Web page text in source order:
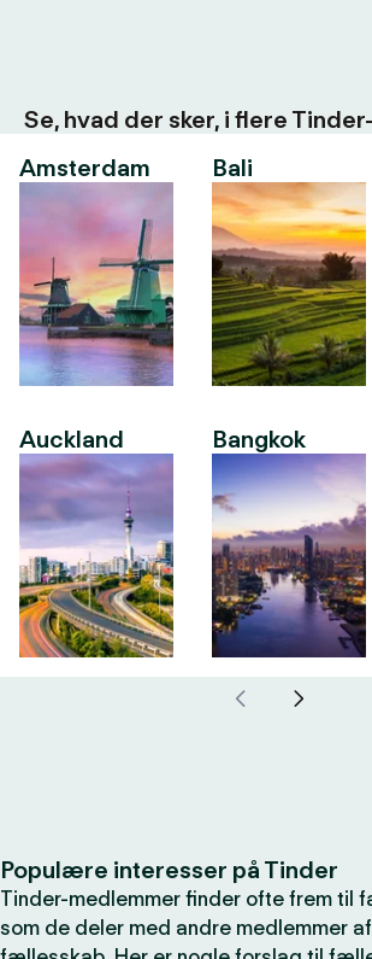
Se, hvad der sker, i flere
Amsterdam
Auckland
Bali
Bangkok
Populære interesser på Tinder
Tinder-medlemmer finder ofte frem til
som de deler med andre medlemmer